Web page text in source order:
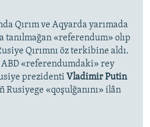
Qırım ve Aqyarda yarımada
tanılmağan «referendum» olıp
Qırımnı öz terkibine aldı.
«referendumdaki» rey
prezidenti Vladimir Putin
Rusiyege «qoşulğanını» ilân